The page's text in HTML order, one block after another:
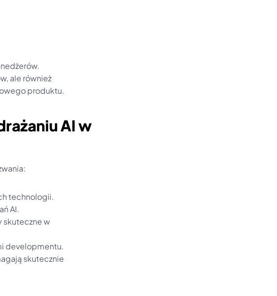
ale również
produktu.
AI w
technologii.
AI.
skuteczne w
developmentu.
skutecznie